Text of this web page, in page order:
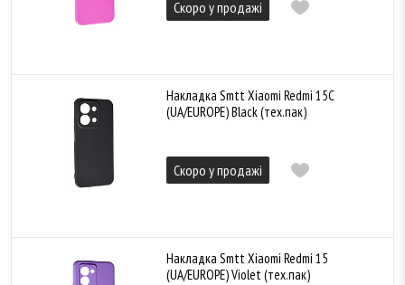
Скоро у продажі
Накладка Smtt Xiaomi Redmi 15C
(UA/EUROPE) Black (тех.пак)
Скоро у продажі
Накладка Smtt Xiaomi Redmi 15
(UA/EUROPE) Violet (тех.пак)